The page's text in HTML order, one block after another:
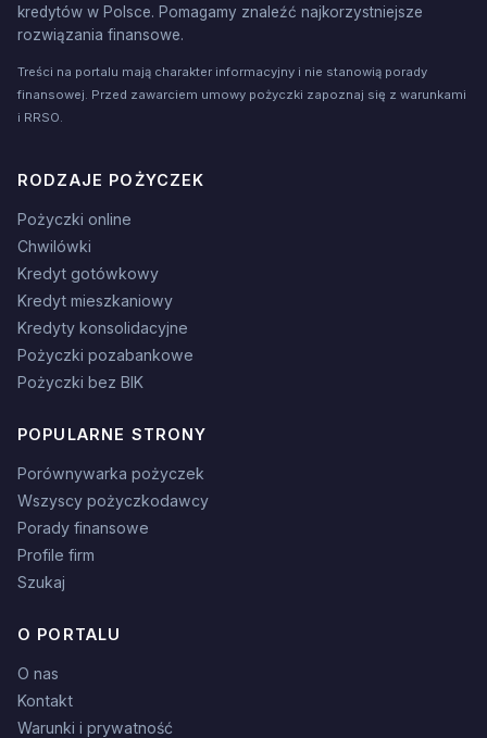
kredytów w Polsce. Pomagamy znaleźć najkorzystniejsze
rozwiązania finansowe.
Treści na portalu mają charakter informacyjny i nie stanowią porady
finansowej. Przed zawarciem umowy pożyczki zapoznaj się z warunkami
i RRSO.
RODZAJE POŻYCZEK
Pożyczki online
Chwilówki
Kredyt gotówkowy
Kredyt mieszkaniowy
Kredyty konsolidacyjne
Pożyczki pozabankowe
Pożyczki bez BIK
POPULARNE STRONY
Porównywarka pożyczek
Wszyscy pożyczkodawcy
Porady finansowe
Profile firm
Szukaj
O PORTALU
O nas
Kontakt
Warunki i prywatność